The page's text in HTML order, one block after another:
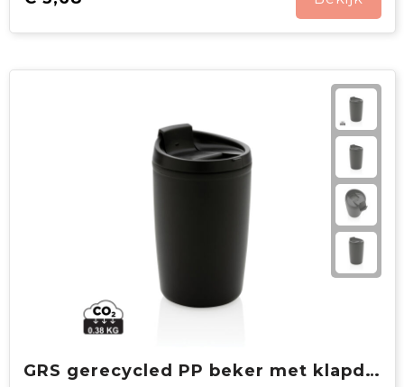
GRS gerecycled PP beker met klapdeksel